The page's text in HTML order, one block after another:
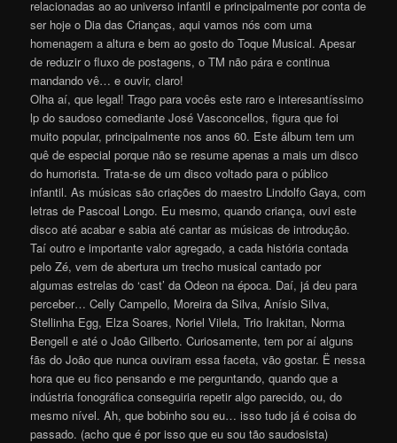
relacionadas ao ao universo infantil e principalmente por conta de
ser hoje o Dia das Crianças, aqui vamos nós com uma
homenagem a altura e bem ao gosto do Toque Musical. Apesar
de reduzir o fluxo de postagens, o TM não pára e continua
mandando vê… e ouvir, claro!
Olha aí, que legal! Trago para vocês este raro e interesantíssimo
lp do saudoso comediante José Vasconcellos, figura que foi
muito popular, principalmente nos anos 60. Este álbum tem um
quê de especial porque não se resume apenas a mais um disco
do humorista. Trata-se de um disco voltado para o público
infantil. As músicas são criações do maestro Lindolfo Gaya, com
letras de Pascoal Longo. Eu mesmo, quando criança, ouvi este
disco até acabar e sabia até cantar as músicas de introdução.
Taí outro e importante valor agregado, a cada história contada
pelo Zé, vem de abertura um trecho musical cantado por
algumas estrelas do ‘cast’ da Odeon na época. Daí, já deu para
perceber… Celly Campello, Moreira da Silva, Anísio Silva,
Stellinha Egg, Elza Soares, Noriel Vilela, Trio Irakitan, Norma
Bengell e até o João Gilberto. Curiosamente, tem por aí alguns
fãs do João que nunca ouviram essa faceta, vão gostar. Ë nessa
hora que eu fico pensando e me perguntando, quando que a
indústria fonográfica conseguiria repetir algo parecido, ou, do
mesmo nível. Ah, que bobinho sou eu… isso tudo já é coisa do
passado. (acho que é por isso que eu sou tão saudosista)